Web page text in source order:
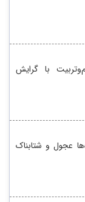
با گرایش
عجول و شتابناک